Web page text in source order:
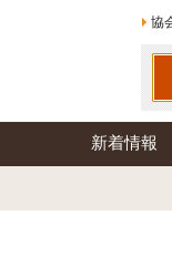
協
新着情報